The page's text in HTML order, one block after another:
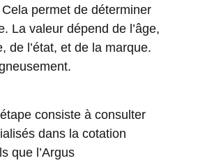
permet de déterminer
La valeur dépend de l’âge,
de l’état, et de la marque.
consiste à consulter
dans la cotation
que l’Argus